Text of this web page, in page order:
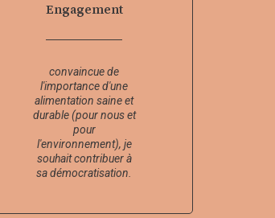
Engagement
convaincue de
l'importance d'une
alimentation saine et
durable (pour nous et
pour
l'environnement), je
souhait contribuer à
sa démocratisation.